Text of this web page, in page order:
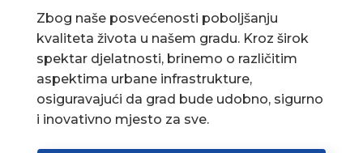
Zbog naše posvećenosti poboljšanju
kvaliteta života u našem gradu. Kroz širok
spektar djelatnosti, brinemo o različitim
aspektima urbane infrastrukture,
osiguravajući da grad bude udobno, sigurno
i inovativno mjesto za sve.